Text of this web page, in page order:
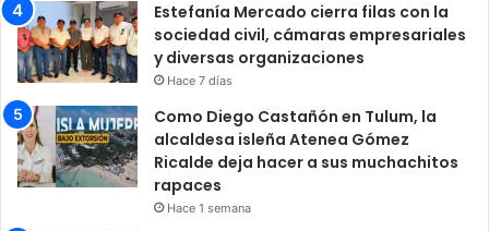
Estefanía Mercado cierra filas con la
sociedad civil, cámaras empresariales
y diversas organizaciones
Hace 7 días
Como Diego Castañón en Tulum, la
alcaldesa isleña Atenea Gómez
Ricalde deja hacer a sus muchachitos
rapaces
Hace 1 semana